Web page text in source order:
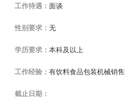
工作待遇： 面谈
性别要求： 无
学历要求： 本科及以上
工作经验： 有饮料食品包装机械销
截止日期：